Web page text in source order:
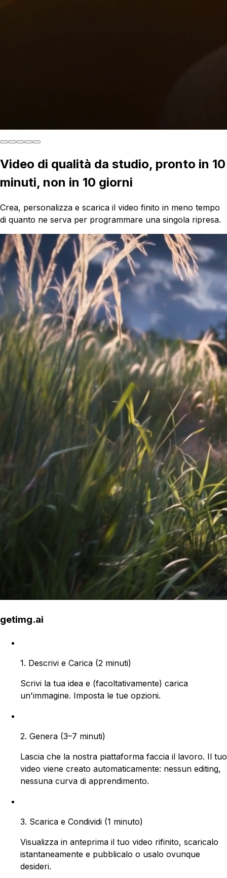
Video di qualità da studio, pronto in 10
minuti, non in 10 giorni
Crea, personalizza e scarica il video finito in meno tempo
di quanto ne serva per programmare una singola ripresa.
getimg.ai
1. Descrivi e Carica (2 minuti)
Scrivi la tua idea e (facoltativamente) carica
un'immagine. Imposta le tue opzioni.
2. Genera (3–7 minuti)
Lascia che la nostra piattaforma faccia il lavoro. Il tuo
video viene creato automaticamente: nessun editing,
nessuna curva di apprendimento.
3. Scarica e Condividi (1 minuto)
Visualizza in anteprima il tuo video rifinito, scaricalo
istantaneamente e pubblicalo o usalo ovunque
desideri.